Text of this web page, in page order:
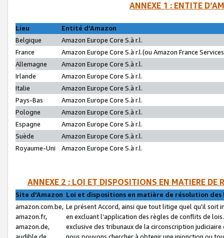
ANNEXE 1 : ENTITE
Lieu
Entité d’Amazon
Belgique
Amazon Europe Core S.à r.l.
France
Amazon Europe Core S.à r.l.(ou Amazon France
Allemagne
Amazon Europe Core S.à r.l.
Irlande
Amazon Europe Core S.à r.l.
Italie
Amazon Europe Core S.à r.l.
Pays-Bas
Amazon Europe Core S.à r.l.
Pologne
Amazon Europe Core S.à r.l.
Espagne
Amazon Europe Core S.à r.l.
Suède
Amazon Europe Core S.à r.l.
Royaume-Uni
Amazon Europe Core S.à r.l.
ANNEXE 2 : LOI ET DISPOSITIONS EN MATIERE DE
Site d’Amazon Loi et dispositions en matière de résolution
amazon.com.be,
amazon.fr,
amazon.de,
audible.de,
Le présent Accord, ainsi que tout litige quel qu’il soit
en excluant l’application des règles de conflits de
exclusive des tribunaux de la circonscription
nous pouvons chercher à obtenir une injonction ou